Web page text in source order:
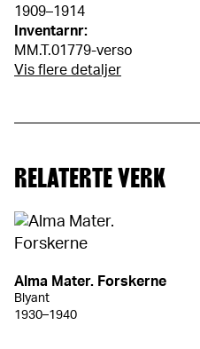
1909–1914
Inventarnr:
MM.T.01779-verso
Vis flere detaljer
RELATERTE VERK
Alma Mater. Forskerne
Blyant
1930–1940